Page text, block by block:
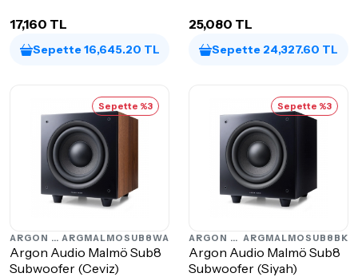
17,160 TL
Sepette 16,645.20 TL
25,080 TL
Sepette 24,327.60 TL
Sepette %3
ARGON AUDIO ARGMALMOSUB8WA
Argon Audio Malmö Sub8
Subwoofer (Ceviz)
Sepette %3
ARGON AUDIO ARGMALMOSUB8BK
Argon Audio Malmö Sub8
Subwoofer (Siyah)